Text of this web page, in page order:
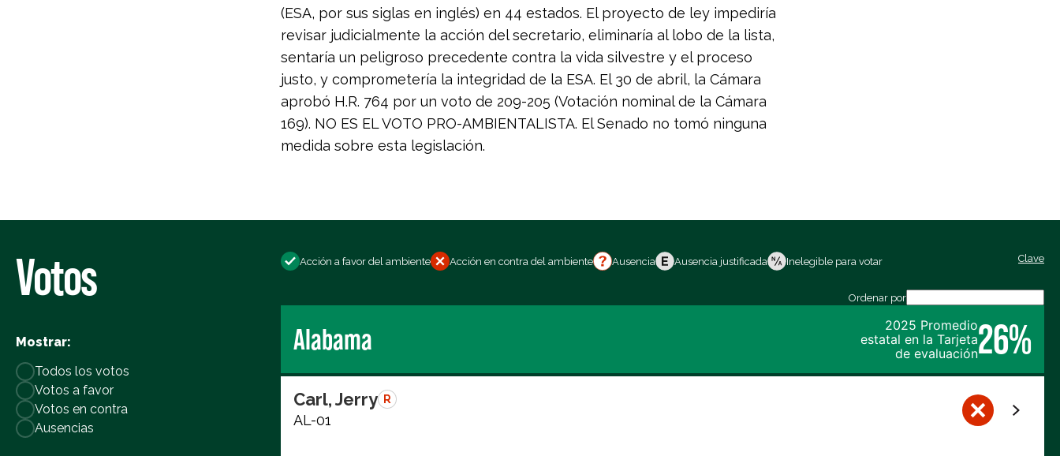
(ESA, por sus siglas en inglés) en 44 estados. El proyecto de ley impediría
revisar judicialmente la acción del secretario, eliminaría al lobo de la lista,
sentaría un peligroso precedente contra la vida silvestre y el proceso
justo, y comprometería la integridad de la ESA. El 30 de abril, la Cámara
aprobó H.R. 764 por un voto de 209-205 (Votación nominal de la Cámara
169). NO ES EL VOTO PRO-AMBIENTALISTA. El Senado no tomó ninguna
medida sobre esta legislación.
Votos
Mostrar:
Todos los votos
Votos a favor
Votos en contra
Ausencias
Acción a favor del ambiente Acción en contra del ambiente Ausencia Ausencia justificada Inelegible para votar Clave
Ordenar por
Alabama
2025 Promedio
estatal en la Tarjeta
de evaluación26%
Carl, Jerry R
AL-01